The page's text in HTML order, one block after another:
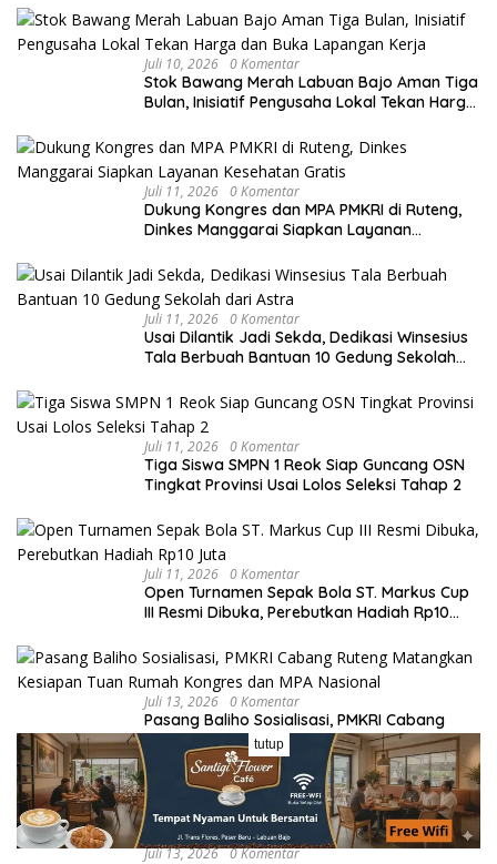
Sosial
Juli 10, 2026 0 Komentar
Stok Bawang Merah Labuan Bajo Aman Tiga
Bulan, Inisiatif Pengusaha Lokal Tekan Harga
Juli 11, 2026 0 Komentar
Dukung Kongres dan MPA PMKRI di Ruteng,
Dinkes Manggarai Siapkan Layanan
Juli 11, 2026 0 Komentar
Usai Dilantik Jadi Sekda, Dedikasi Winsesius
Tala Berbuah Bantuan 10 Gedung Sekolah
Juli 11, 2026 0 Komentar
Tiga Siswa SMPN 1 Reok Siap Guncang OSN
Tingkat Provinsi Usai Lolos Seleksi Tahap 2
Juli 11, 2026 0 Komentar
Open Turnamen Sepak Bola ST. Markus Cup
III Resmi Dibuka, Perebutkan Hadiah Rp10
Juli 13, 2026 0 Komentar
Pasang Baliho Sosialisasi, PMKRI Cabang
Ruteng Matangkan Kesiapan Tuan Rumah
Kongres dan MPA Nasional
Juli 13, 2026 0 Komentar
tutup